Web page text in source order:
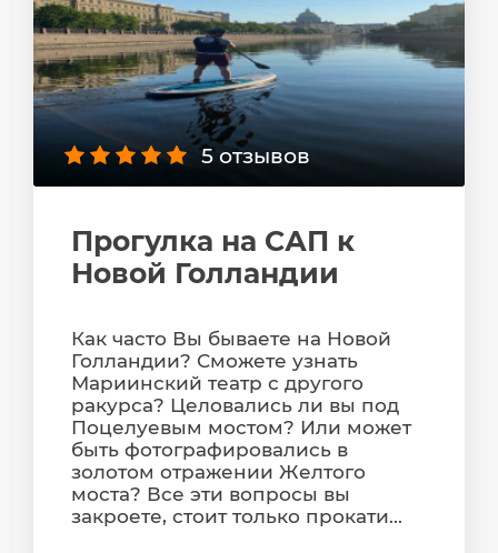
5 отзывов
Прогулка на САП к
Новой Голландии
Как часто Вы бываете на Новой
Голландии? Сможете узнать
Мариинский театр с другого
ракурса? Целовались ли вы под
Поцелуевым мостом? Или может
быть фотографировались в
золотом отражении Желтого
моста? Все эти вопросы вы
закроете, стоит только прокати...